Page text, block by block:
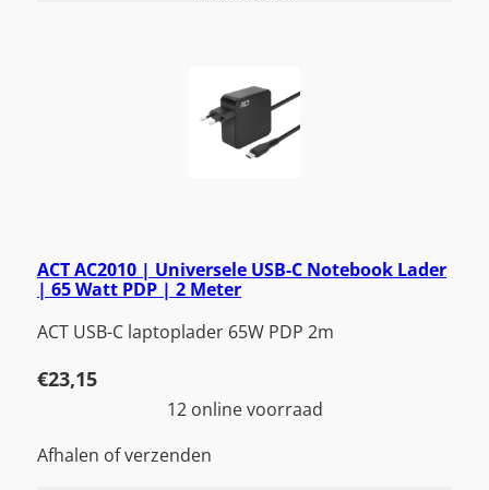
ACT AC2010 | Universele USB-C Notebook Lader
| 65 Watt PDP | 2 Meter
ACT USB-C laptoplader 65W PDP 2m
€23,15
12 online voorraad
Afhalen of verzenden